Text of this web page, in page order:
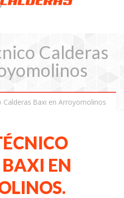
Calderas
Calderas Baxi en Arroyomolinos
EN